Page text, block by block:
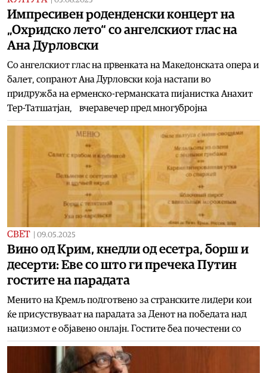
Импресивен роденденски концерт на
„Охридско лето“ со ангелскиот глас на
Ана Дурловски
Со ангелскиот глас на првенката на Македонската опера и
балет, сопранот Ана Дурловски која настапи во
придружба на ерменско-германската пијанистка Анахит
Тер-Татшатјан, вчеравечер пред многубројна
СВЕТ 09.05.2025
Вино од Крим, кнедли од есетра, борш и
десерти: Eве со што ги пречека Путин
гостите на парадата
Менито на Кремљ подготвено за странските лидери кои
ќе присуствуваат на парадата за Денот на победата над
нацизмот е објавено онлајн. Гостите беа почестени со